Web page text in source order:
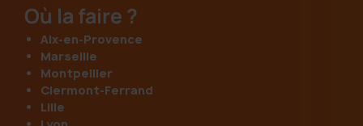
Où la faire ?
Aix-en-Provence
Marseille
Montpellier
Clermont-Ferrand
Lille